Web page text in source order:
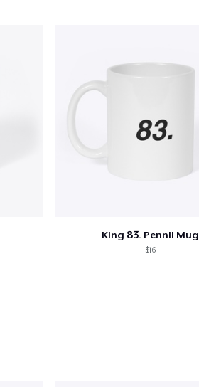
King 83. Pennii Mug
$16